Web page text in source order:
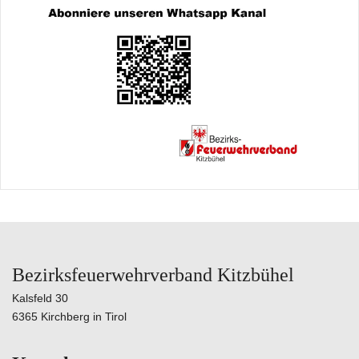
Bezirksfeuerwehrverband Kitzbühel
Kalsfeld 30
6365 Kirchberg in Tirol